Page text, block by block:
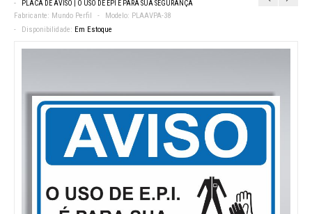
PLACA DE AVISO | O USO DE EPI É PARA SUA SEGURANÇA
Fabricante: Mundo Perfil Modelo: PLAAVPA-38
Disponibilidade: Em Estoque